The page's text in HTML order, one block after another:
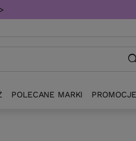
POLECANE MARKI PROMOCJE